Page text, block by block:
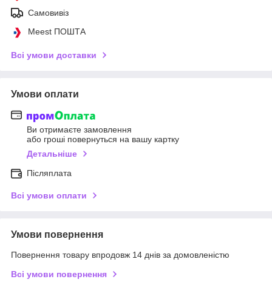
Самовивіз
Meest ПОШТА
Всі умови доставки
Умови оплати
Ви отримаєте замовлення
або гроші повернуться на вашу картку
Детальніше
Післяплата
Всі умови оплати
Умови повернення
Повернення товару впродовж 14 днів за домовленістю
Всі умови повернення